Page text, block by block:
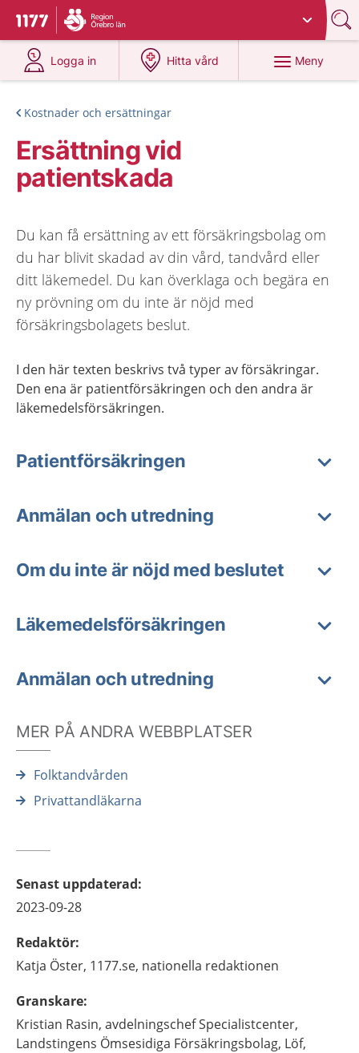
Till startsidan för 1177
Du har valt region
Logga in
på 1177.se
Hitta vård
på 1177.se
Meny
Kostnader och ersättningar
Ersättning vid
patientskada
Du kan få ersättning av ett försäkringsbolag om
du har blivit skadad av din vård, tandvård eller
ditt läkemedel. Du kan överklaga och begära en
ny prövning om du inte är nöjd med
försäkringsbolagets beslut.
I den här texten beskrivs två typer av försäkringar.
Den ena är patientförsäkringen och den andra är
läkemedelsförsäkringen.
Patientförsäkringen
Anmälan och utredning
Om du inte är nöjd med beslutet
Läkemedelsförsäkringen
Anmälan och utredning
MER PÅ ANDRA WEBBPLATSER
Folktandvården
Privattandläkarna
Senast uppdaterad:
2023-09-28
Redaktör:
Katja Öster, 1177.se, nationella redaktionen
Granskare:
Kristian Rasin, avdelningschef Specialistcenter,
Landstingens Ömsesidiga Försäkringsbolag, Löf,